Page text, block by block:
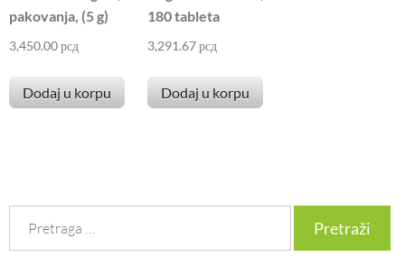
pakovanja, (5 g)
3,450.00рсд
Dodaj u korpu
180 tableta
3,291.67рсд
Dodaj u korpu